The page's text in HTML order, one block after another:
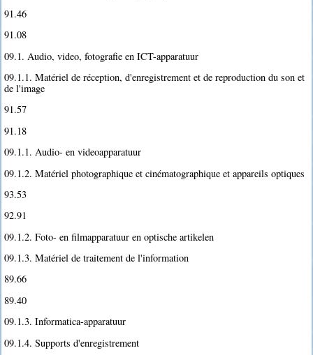
91.46
91.08
09.1. Audio, video, fotografie en ICT-apparatuur
09.1.1. Matériel de réception, d'enregistrement et de reproduction du son et
de l'image
91.57
91.18
09.1.1. Audio- en videoapparatuur
09.1.2. Matériel photographique et cinématographique et appareils optiques
93.53
92.91
09.1.2. Foto- en filmapparatuur en optische artikelen
09.1.3. Matériel de traitement de l'information
89.66
89.40
09.1.3. Informatica-apparatuur
09.1.4. Supports d'enregistrement